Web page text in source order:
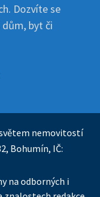
Dozvíte se
dům, byt či
nemovitostí
Bohumín, IČ:
na odborných i